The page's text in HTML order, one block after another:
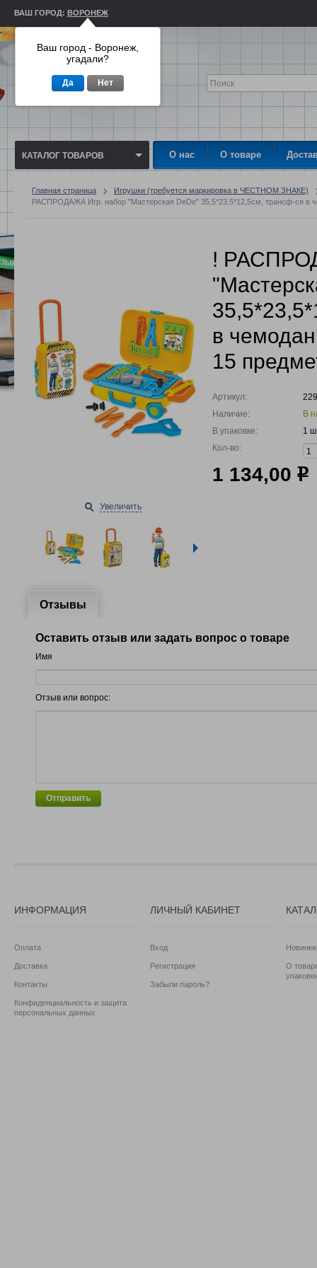
ВАШ ГОРОД: ВОРОНЕЖ
КАТАЛОГ ТОВАРОВ О нас О товаре
Главная страница
Игрушки (требуется маркировка в ЧЕСТНОМ ЗНАКЕ)
РАСПРОДАЖА Игр. набор "Мастерская DeDe" 35,5*23,5*12,5см, трансф-ся в
Увеличить
!
в
15
Артикул:
Наличие:
В
В упаковке:
1
Кол-во:
1 134,00 р
Отзывы
Оставить отзыв или задать вопрос о товаре
Имя
Отзыв или вопрос:
Отправить
ИНФОРМАЦИЯ
Оплата
Доставка
Контакты
Конфиденциальность и защита
персональных данных
ЛИЧНЫЙ КАБИНЕТ
Вход
Регистрация
Забыли пароль?
Новинки
О
Ваш город - Воронеж,
угадали?
Да Нет